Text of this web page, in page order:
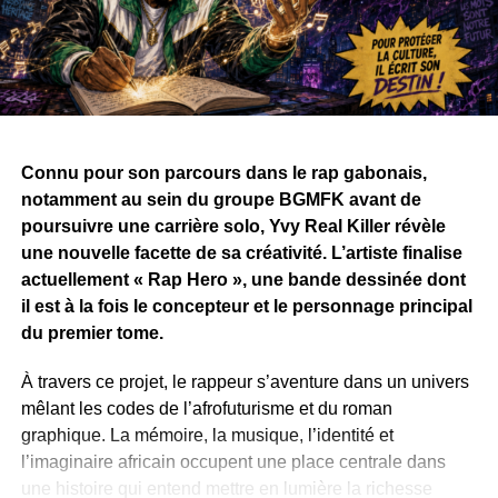
Connu pour son parcours dans le rap gabonais,
notamment au sein du groupe BGMFK avant de
poursuivre une carrière solo, Yvy Real Killer révèle
une nouvelle facette de sa créativité. L’artiste finalise
actuellement « Rap Hero », une bande dessinée dont
il est à la fois le concepteur et le personnage principal
du premier tome.
À travers ce projet, le rappeur s’aventure dans un univers
mêlant les codes de l’afrofuturisme et du roman
graphique. La mémoire, la musique, l’identité et
l’imaginaire africain occupent une place centrale dans
une histoire qui entend mettre en lumière la richesse